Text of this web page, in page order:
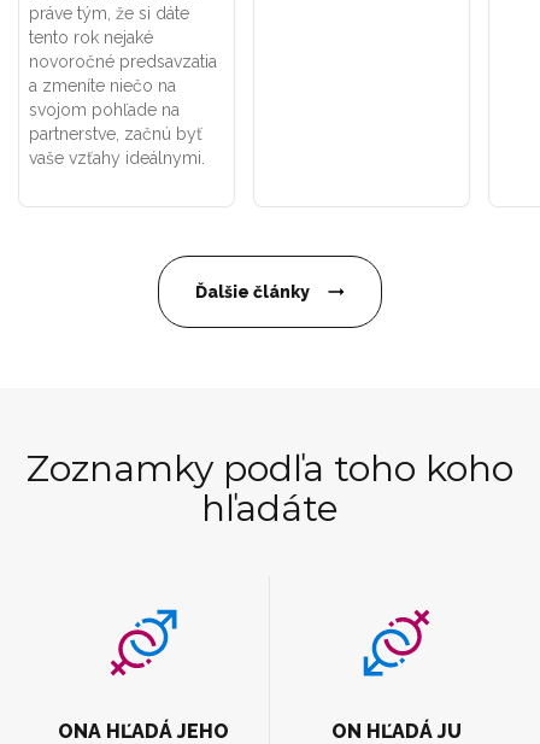
práve tým, že si dáte
tento rok nejaké
novoročné predsavzatia
a zmeníte niečo na
svojom pohľade na
partnerstve, začnú byť
vaše vzťahy ideálnymi.
Ďalšie články
Zoznamky podľa toho koho
hľadáte
ONA HĽADÁ JEHO ON HĽADÁ JU